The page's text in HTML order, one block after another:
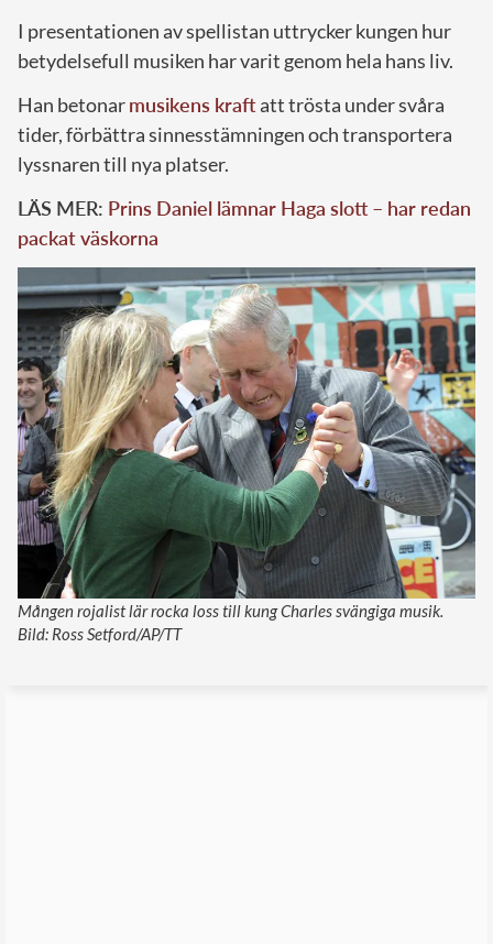
I presentationen av spellistan uttrycker kungen hur
betydelsefull musiken har varit genom hela hans liv.
Han betonarmusikens kraftatt trösta under svåra
tider, förbättra sinnesstämningen och transportera
lyssnaren till nya platser.
LÄS MER: Prins Daniel lämnar Haga slott – har redan
packat väskorna
Mången rojalist lär rocka loss till kung Charles svängiga musik.
Bild: Ross Setford/AP/TT